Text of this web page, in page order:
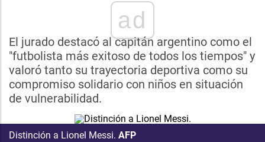
ad
El jurado destacó al capitán argentino como el
"futbolista más exitoso de todos los tiempos" y
valoró tanto su trayectoria deportiva como su
compromiso solidario con niños en situación
de vulnerabilidad.
Distinción a Lionel Messi. AFP